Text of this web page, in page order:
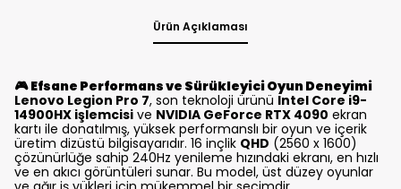
Ürün Açıklaması
🎮Efsane Performans ve Sürükleyici Oyun Deneyimi
Lenovo Legion Pro 7, son teknoloji ürünü Intel Core i9-
14900HX işlemcisi ve NVIDIA GeForce RTX 4090 ekran
kartı ile donatılmış, yüksek performanslı bir oyun ve içerik
üretim dizüstü bilgisayarıdır. 16 inçlik QHD (2560 x 1600)
çözünürlüğe sahip 240Hz yenileme hızındaki ekranı, en hızlı
ve en akıcı görüntüleri sunar. Bu model, üst düzey oyunlar